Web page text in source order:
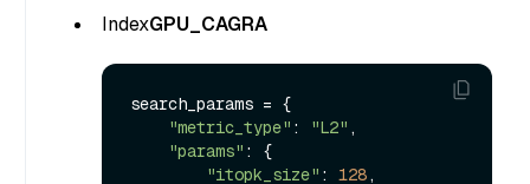
IndexGPU_CAGRA
search_params = {
"metric_type" : "L2" ,
"params" : {
"itopk_size" : 128,